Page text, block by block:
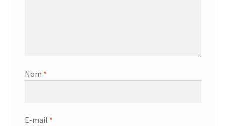
Nom *
E-mail *